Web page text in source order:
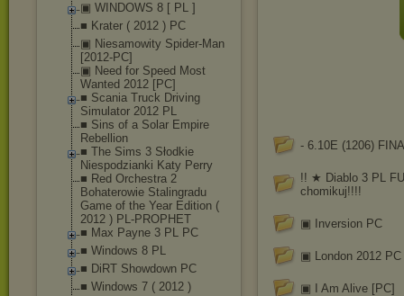
▣ WINDOWS 8 [ PL ]
■ Krater ( 2012 ) PC
▣ Niesamowity Spider-Man
[2012-PC]
▣ Need for Speed Most
Wanted 2012 [PC]
■ Scania Truck Driving
Simulator 2012 PL
■ Sins of a Solar Empire
Rebellion
■ The Sims 3 Słodkie
Niespodzianki Katy Perry
■ Red Orchestra 2
Bohaterowie Stalingradu
Game of the Year Edition (
2012 ) PL-PROPHET
■ Max Payne 3 PL PC
■ Windows 8 PL
■ DiRT Showdown PC
■ Windows 7 ( 2012 )
- 6.10E (1206)
!! ★ Diablo 3 PL
chomikuj!!!!
▣ Inversion PC
▣ London 2012 PC
▣ I Am Alive [PC]